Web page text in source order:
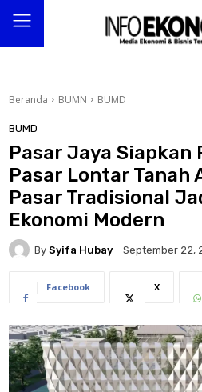
Beranda BUMN BUMD
BUMD
Pasar Jaya Siapkan
Pasar Lontar Tanah
Pasar Tradisional
Ekonomi Modern
By Syifa Hubay September 22,
Facebook X